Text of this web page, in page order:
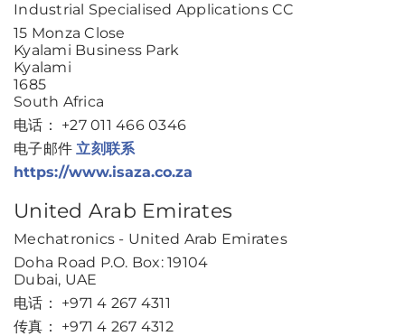
Industrial Specialised Applications CC
15 Monza Close
Kyalami Business Park
Kyalami
1685
South Africa
电话： +27 011 466 0346
电子邮件立刻联系
https://www.isaza.co.za
United Arab Emirates
Mechatronics - United Arab Emirates
Doha Road P.O. Box: 19104
Dubai, UAE
电话： +971 4 267 4311
传真： +971 4 267 4312